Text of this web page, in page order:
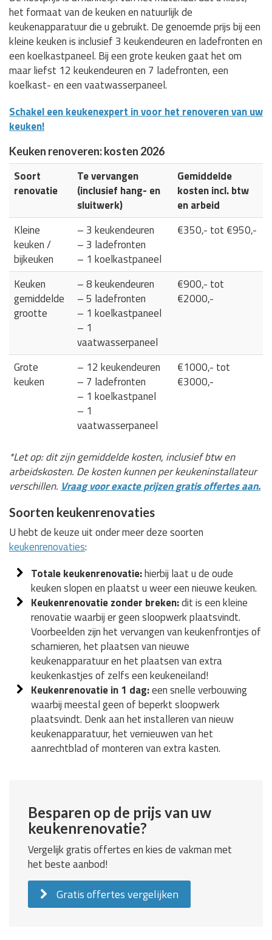
het formaat van de keuken en natuurlijk de
keukenapparatuur die u gebruikt. De genoemde prijs bij een
kleine keuken is inclusief 3 keukendeuren en ladefronten en
een koelkastpaneel. Bij een grote keuken gaat het om
maar liefst 12 keukendeuren en 7 ladefronten, een
koelkast- en een vaatwasserpaneel.
Schakel een keukenexpert in voor het renoveren van uw
keuken!
Keuken renoveren: kosten 2026
Soort
renovatie
Te vervangen
(inclusief hang- en
sluitwerk)
Gemiddelde
kosten incl. btw
en arbeid
Kleine
keuken /
bijkeuken
– 3 keukendeuren
– 3 ladefronten
– 1 koelkastpaneel
€350,- tot €950,-
Keuken
gemiddelde
grootte
– 8 keukendeuren
– 5 ladefronten
– 1 koelkastpaneel
– 1
vaatwasserpaneel
€900,- tot
€2000,-
Grote
keuken
– 12 keukendeuren
– 7 ladefronten
– 1 koelkastpanel
– 1
vaatwasserpaneel
€1000,- tot
€3000,-
*Let op: dit zijn gemiddelde kosten, inclusief btw en
arbeidskosten. De kosten kunnen per keukeninstallateur
verschillen. Vraag voor exacte prijzen gratis offertes aan.
Soorten keukenrenovaties
U hebt de keuze uit onder meer deze soorten
keukenrenovaties:
Totale keukenrenovatie:hierbij laat u de oude
keuken slopen en plaatst u weer een nieuwe keuken.
Keukenrenovatie zonder breken:dit is een kleine
renovatie waarbij er geen sloopwerk plaatsvindt.
Voorbeelden zijn het vervangen van keukenfrontjes of
scharnieren, het plaatsen van nieuwe
keukenapparatuur en het plaatsen van extra
keukenkastjes of zelfs een keukeneiland!
Keukenrenovatie in 1 dag:een snelle verbouwing
waarbij meestal geen of beperkt sloopwerk
plaatsvindt. Denk aan het installeren van nieuw
keukenapparatuur, het vernieuwen van het
aanrechtblad of monteren van extra kasten.
Besparen op de prijs van uw
keukenrenovatie?
Vergelijk gratis offertes en kies de vakman met
het beste aanbod!
Gratis offertes vergelijken